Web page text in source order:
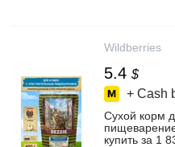
Wildberries
5.4 $
+ Cash
Сухой корм
купить за 1